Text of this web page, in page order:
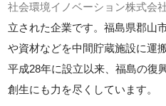
社会環境イノベーション株式会
立された企業です。福島県郡山
や資材などを中間貯蔵施設に運
平成28年に設立以来、福島の復
創生にも力を尽くしています。